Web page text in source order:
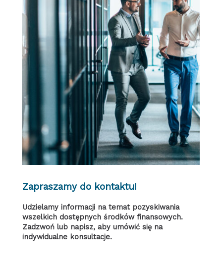
Zapraszamy do kontaktu!
Udzielamy informacji na temat pozyskiwania
wszelkich dostępnych środków finansowych.
Zadzwoń lub napisz, aby umówić się na
indywidualne konsultacje.